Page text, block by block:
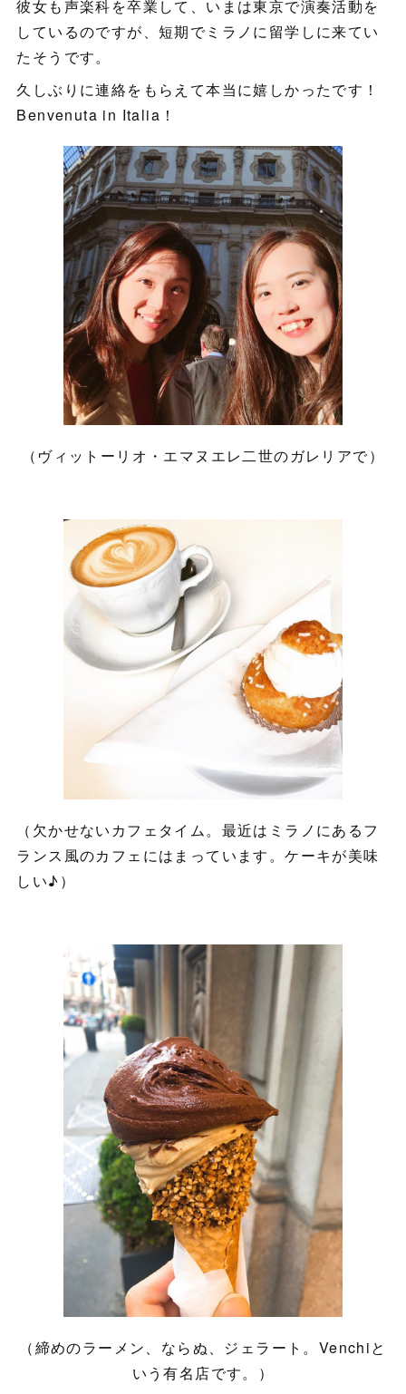
彼女も声楽科を卒業して、いまは東京で演奏活動を
しているのですが、短期でミラノに留学しに来てい
たそうです。
久しぶりに連絡をもらえて本当に嬉しかったです！
Benvenuta in Italia！
（ヴィットーリオ・エマヌエレ二世のガレリアで）
（欠かせないカフェタイム。最近はミラノにあるフ
ランス風のカフェにはまっています。ケーキが美味
しい♪）
（締めのラーメン、ならぬ、ジェラート。Venchiと
いう有名店です。）